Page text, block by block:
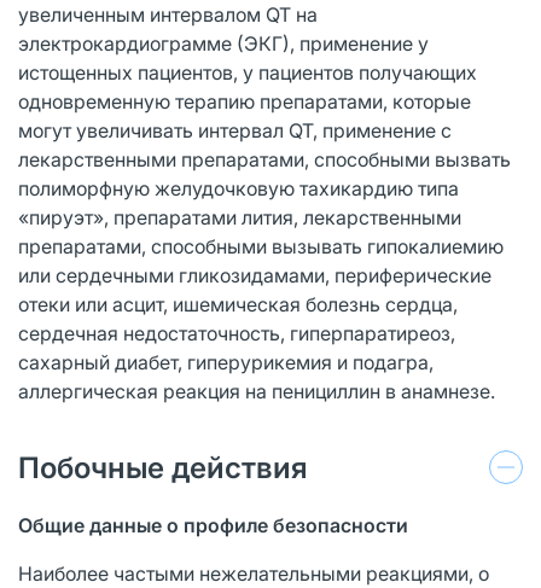
увеличенным интервалом QT на
электрокардиограмме (ЭКГ), применение у
истощенных пациентов, у пациентов получающих
одновременную терапию препаратами, которые
могут увеличивать интервал QT, применение с
лекарственными препаратами, способными вызвать
полиморфную желудочковую тахикардию типа
«пируэт», препаратами лития, лекарственными
препаратами, способными вызывать гипокалиемию
или сердечными гликозидамами, периферические
отеки или асцит, ишемическая болезнь сердца,
сердечная недостаточность, гиперпаратиреоз,
сахарный диабет, гиперурикемия и подагра,
аллергическая реакция на пенициллин в анамнезе.
Побочные действия
Общие данные о профиле безопасности
Наиболее частыми нежелательными реакциями, о